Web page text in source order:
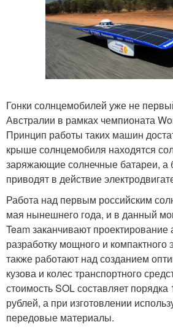
Гонки солнцемобилей уже не
Австралии в рамках чемпионата
Принцип работы таких машин
крыше солнцемобиля находятся
заряжающие солнечные батареи, а
приводят в действие
Работа над первым российским
мая нынешнего года, и в данный
Team заканчивают проектирование
разработку мощного и компактного
также работают над созданием
кузова и колес транспортного
стоимость SOL составляет
рублей, а при изготовлении
передовые материалы.